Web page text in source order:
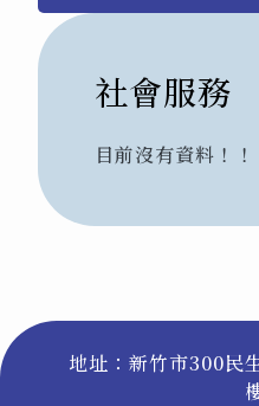
社會服務
目前沒有資料！！
地址：新竹市300民